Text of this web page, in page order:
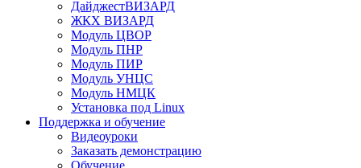
ДайджестВИЗАРД
ЖКХ ВИЗАРД
Модуль ЦВОР
Модуль ПНР
Модуль ПИР
Модуль УНЦС
Модуль НМЦК
Установка под Linux
Поддержка и обучение
Видеоуроки
Заказать демонстрацию
Обучение